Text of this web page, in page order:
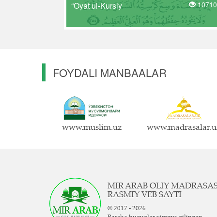
“Oyat ul-Kursiy
FOYDALI MANBAALAR
www.muslim.uz
MIR ARAB OLIY
RASMIY VEB SAYTI
© 2017 - 2026